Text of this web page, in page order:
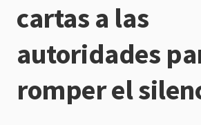
cartas a las
autoridades
romper el